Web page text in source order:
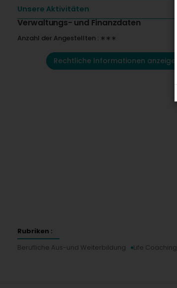
Unsere Aktivitäten
Verwaltungs- und Finanzdaten
Anzahl der Angestellten : ∗∗∗
Rechtliche Informationen anzeigen
Rubriken :
Berufliche Aus-und Weiterbildung
Life Coaching